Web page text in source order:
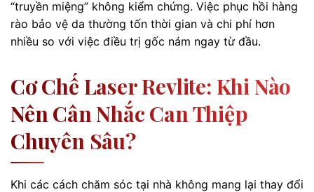
“truyền miệng” không kiểm chứng. Việc phục hồi hàng
rào bảo vệ da thường tốn thời gian và chi phí hơn
nhiều so với việc điều trị gốc nám ngay từ đầu.
Cơ Chế Laser Revlite: Khi Nào
Nên Cân Nhắc Can Thiệp
Chuyên Sâu?
Khi các cách chăm sóc tại nhà không mang lại thay đổi